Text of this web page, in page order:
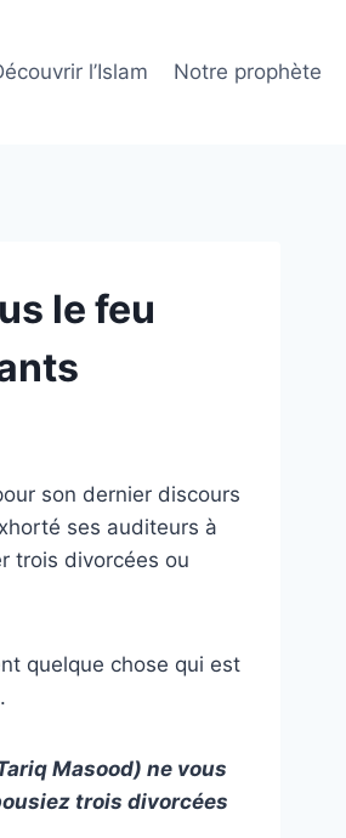
l’Islam Notre prophète
le feu
son dernier discours
ses auditeurs à
trois divorcées ou
quelque chose qui est
Masood) ne vous
trois divorcées